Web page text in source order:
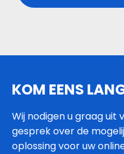
KOM EENS
Wij nodigen u graag uit
gesprek over de
oplossing voor uw